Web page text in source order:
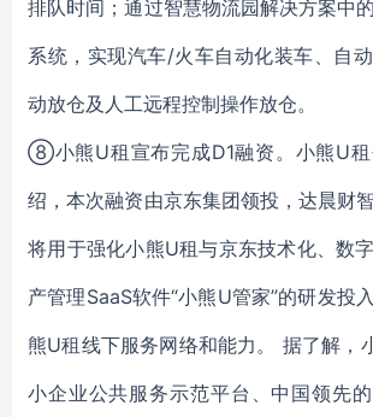
排队时间；通过智慧物流园解决方案中
系统，实现汽车/火车自动化装车、自
动放仓及人工远程控制操作放仓。
⑧小熊U租宣布完成D1融资。小熊U租
绍，本次融资由京东集团领投，达晨财
将用于强化小熊U租与京东技术化、数
产管理SaaS软件“小熊U管家”的研发投
熊U租线下服务网络和能力。 据了解，
小企业公共服务示范平台、中国领先